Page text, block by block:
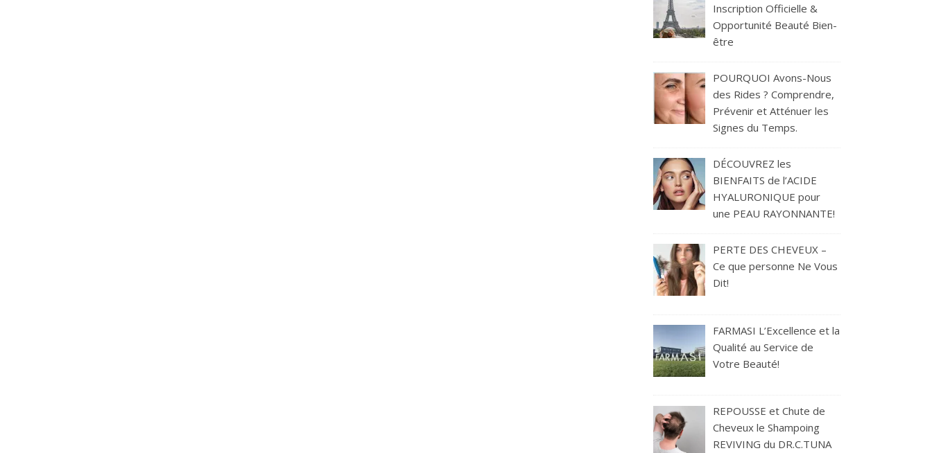
Inscription Officielle &
Opportunité Beauté Bien-
être
POURQUOI Avons-Nous
des Rides ? Comprendre,
Prévenir et Atténuer les
Signes du Temps.
DÉCOUVREZ les
BIENFAITS de l’ACIDE
HYALURONIQUE pour
une PEAU RAYONNANTE!
PERTE DES CHEVEUX –
Ce que personne Ne Vous
Dit!
FARMASI L’Excellence et la
Qualité au Service de
Votre Beauté!
REPOUSSE et Chute de
Cheveux le Shampoing
REVIVING du DR.C.TUNA